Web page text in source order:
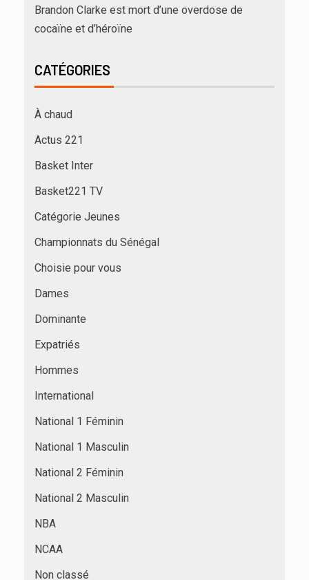
Brandon Clarke est mort d’une overdose de
cocaïne et d’héroïne
CATÉGORIES
À chaud
Actus 221
Basket Inter
Basket221 TV
Catégorie Jeunes
Championnats du Sénégal
Choisie pour vous
Dames
Dominante
Expatriés
Hommes
International
National 1 Féminin
National 1 Masculin
National 2 Féminin
National 2 Masculin
NBA
NCAA
Non classé